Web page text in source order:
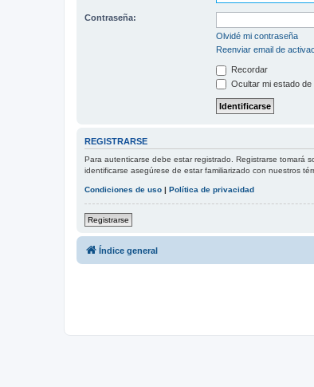
Contraseña:
Olvidé mi contraseña
Reenviar email de
Recordar
Ocultar mi estado
REGISTRARSE
Para autenticarse debe estar registrado. Registrarse tomará
identificarse asegúrese de estar familiarizado con nuestros
Condiciones de uso | Política de privacidad
Registrarse
Índice general